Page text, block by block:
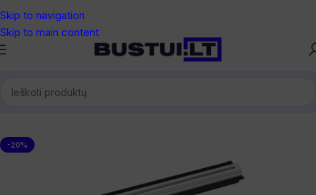
Skip to navigation
Skip to main content
-20%